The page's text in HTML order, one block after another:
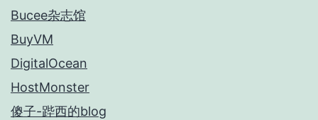
Bucee杂志馆
BuyVM
DigitalOcean
HostMonster
傻子-跸西的blog